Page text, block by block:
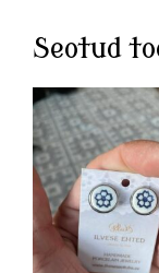
Seotud